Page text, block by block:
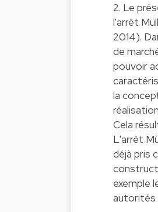
2. Le
l'arrêt
2014).
de
pouvoir
la
Cela
L'arrêt
déjà pris
exemple
autorités